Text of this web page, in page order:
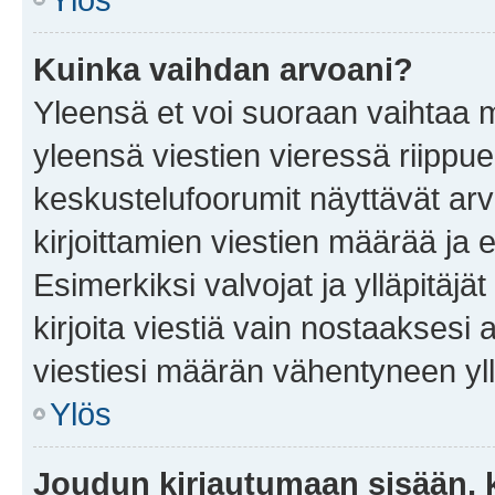
Kuinka vaihdan arvoani?
Yleensä et voi suoraan vaihtaa
yleensä viestien vieressä
keskustelufoorumit näyttävät
kirjoittamien viestien määrää ja
Esimerkiksi valvojat ja
kirjoita viestiä vain nostaaksesi
viestiesi määrän vähentyneen
Ylös
Joudun kirjautumaan sisään,